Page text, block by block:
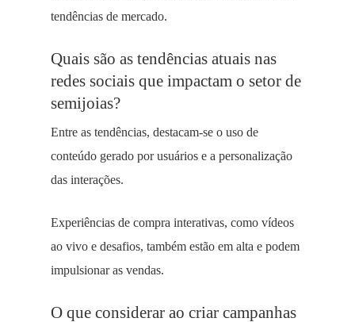
tendências de mercado.
Quais são as tendências atuais nas
redes sociais que impactam o setor de
semijoias?
Entre as tendências, destacam-se o uso de
conteúdo gerado por usuários e a personalização
das interações.
Experiências de compra interativas, como vídeos
ao vivo e desafios, também estão em alta e podem
impulsionar as vendas.
O que considerar ao criar campanhas